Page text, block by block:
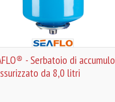
- Serbatoio di accumulo
da 8,0 litri